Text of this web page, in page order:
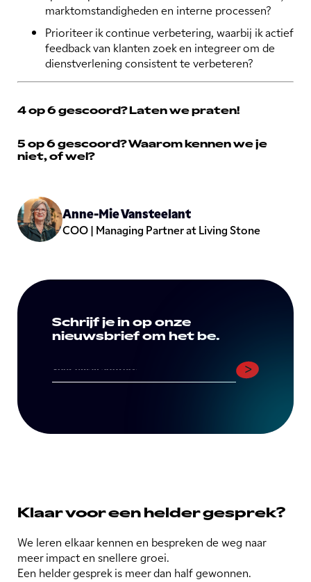
marktomstandigheden en interne processen?
Prioriteer ik continue verbetering, waarbij ik actief
feedback van klanten zoek en integreer om de
dienstverlening consistent te verbeteren?
4 op 6 gescoord? Laten we praten!
5 op 6 gescoord? Waarom kennen we je
niet, of wel?
Anne-Mie Vansteelant
COO | Managing Partner at Living Stone
Schrijf je in op onze
nieuwsbrief om het be.
Klaar voor een helder gesprek?
We leren elkaar kennen en bespreken de weg naar
meer impact en snellere groei.
Een helder gesprek is meer dan half gewonnen.